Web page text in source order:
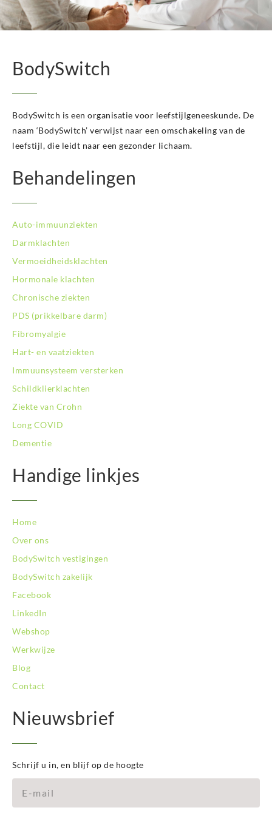
BodySwitch Hengelo OV
BodySwitch Het Gooi
BodySwitch Hoofddorp
BodySwitch Hoorn
BodySwitch Kampen
BodySwitch Leeuwarden
BodySwitch Leiden
BodySwitch Maastricht
BodySwitch Nijmegen
BodySwitch Oss
BodySwitch Rotterdam-Centrum
BodySwitch Rotterdam-Kralingen
BodySwitch Rotterdam-Oost
BodySwitch Tiel
BodySwitch Tilburg
BodySwitch Utrecht
BodySwitch Vlaardingen
BodySwitch Wageningen
BodySwitch Zaandam
BodySwitch Zeist
BodySwitch Zoetermeer
BodySwitch Zwolle
BodySwitch
BodySwitch is een organisatie voor leefstijlgeneeskunde. De
naam ‘BodySwitch’ verwijst naar een omschakeling van de
leefstijl, die leidt naar een gezonder lichaam.
Behandelingen
Auto-immuunziekten
Darmklachten
Vermoeidheidsklachten
Hormonale klachten
Chronische ziekten
PDS (prikkelbare darm)
Fibromyalgie
Hart- en vaatziekten
Immuunsysteem versterken
Schildklierklachten
Ziekte van Crohn
Long COVID
Dementie
Handige linkjes
Home
Over ons
BodySwitch vestigingen
BodySwitch zakelijk
Facebook
LinkedIn
Webshop
Werkwijze
Blog
Contact
Nieuwsbrief
Schrijf u in, en blijf op de hoogte